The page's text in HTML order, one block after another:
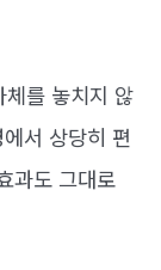
를 놓치지 않
서 상당히 편
과도 그대로